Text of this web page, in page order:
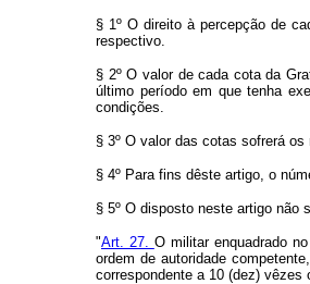
§ 1º O direito à percepção de
respectivo.
§ 2º O valor de cada cota da
último período em que tenha
condições.
§ 3º O valor das cotas sofrerá
§ 4º Para fins dêste artigo, o
§ 5º O disposto neste artigo não
"Art. 27. O militar enquadrado
ordem de autoridade
correspondente a 10 (dez) vêzes